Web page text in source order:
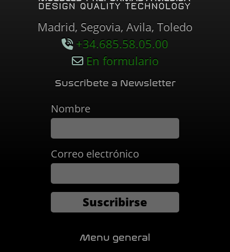
Madrid, Segovia, Avila, Toledo
+34.685.58.05.00
En formulario
Suscribete a Newsletter
Nombre
Correo electrónico
Menu general